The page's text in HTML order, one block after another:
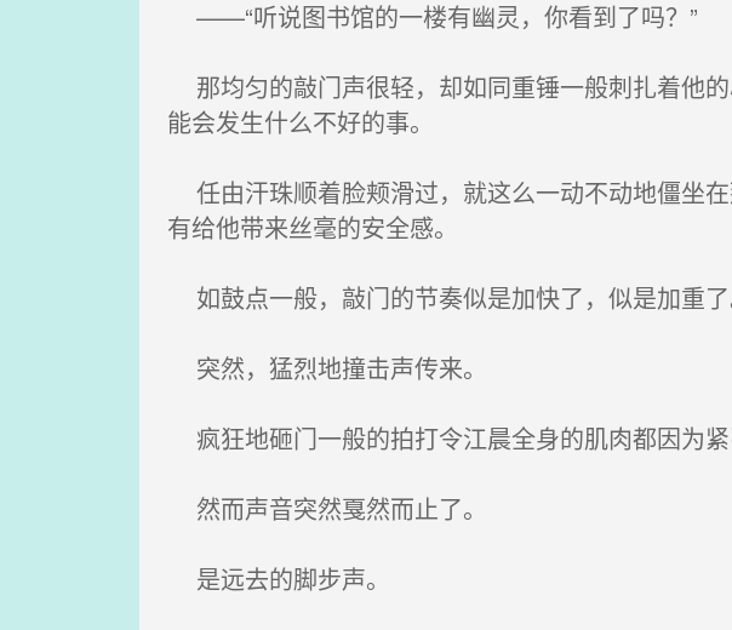
——“听说图书馆的一楼有幽灵，你看到了吗？”
那均匀的敲门声很轻，却如同重锤一般刺扎着他
能会发生什么不好的事。
任由汗珠顺着脸颊滑过，就这么一动不动地僵坐
有给他带来丝毫的安全感。
如鼓点一般，敲门的节奏似是加快了，似是加重了
突然，猛烈地撞击声传来。
疯狂地砸门一般的拍打令江晨全身的肌肉都因为紧
然而声音突然戛然而止了。
是远去的脚步声。